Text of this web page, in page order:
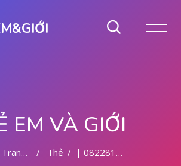
EM VÀ GIỚI
Hệ Thống Thẻ | 082281779727 BIDAN ABORSI DI MALANG